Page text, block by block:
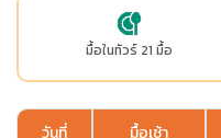
มื้อในทัวร์ 21 มื้อ
วันที่ มื้อเช้า